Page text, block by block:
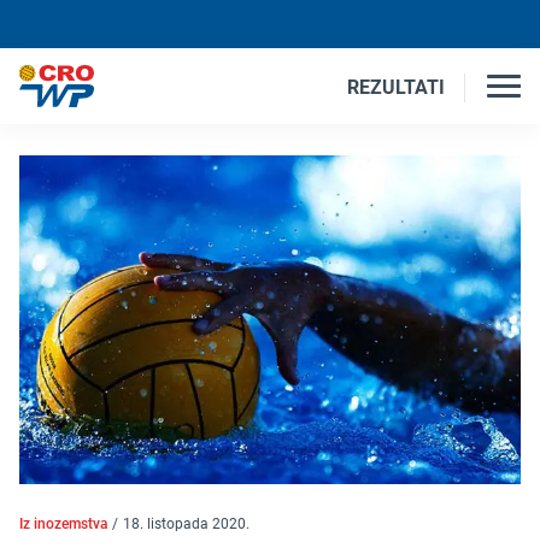
REZULTATI
Iz inozemstva / 18. listopada 2020.